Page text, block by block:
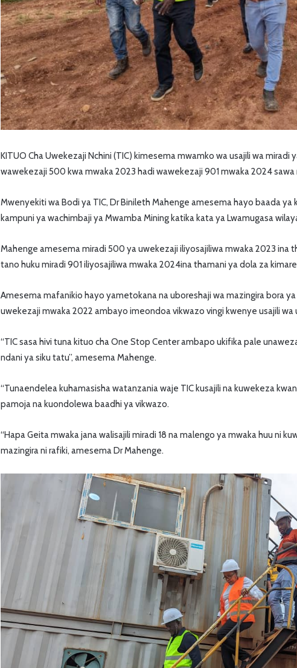
KITUO Cha Uwekezaji Nchini (TIC) kimesema mwamko wa usajili wa
wawekezaji 500 kwa mwaka 2023 hadi wawekezaji 901 mwaka 2024 sawa
Mwenyekiti wa Bodi ya TIC, Dr Binileth Mahenge amesema hayo baada
kampuni ya wachimbaji ya Mwamba Mining katika kata ya Lwamugasa
Mahenge amesema miradi 500 ya uwekezaji iliyosajiliwa mwaka 2023 ina
tano huku miradi 901 iliyosajiliwa mwaka 2024ina thamani ya dola za
Amesema mafanikio hayo yametokana na uboreshaji wa mazingira bora
uwekezaji mwaka 2022 ambayo imeondoa vikwazo vingi kwenye usajili wa
“TIC sasa hivi tuna kituo cha One Stop Center ambapo ukifika pale
ndani ya siku tatu”, amesema Mahenge.
“Tunaendelea kuhamasisha watanzania waje TIC kusajili na kuwekeza
pamoja na kuondolewa baadhi ya vikwazo.
“Hapa Geita mwaka jana walisajili miradi 18 na malengo ya mwaka huu ni
mazingira ni rafiki, amesema Dr Mahenge.